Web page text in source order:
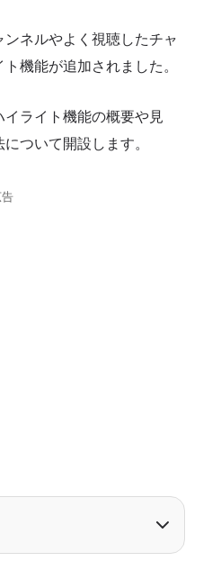
ネルやよく視聴したチャ
機能が追加されました。
イライト機能の概要や見
ついて開設します。
告